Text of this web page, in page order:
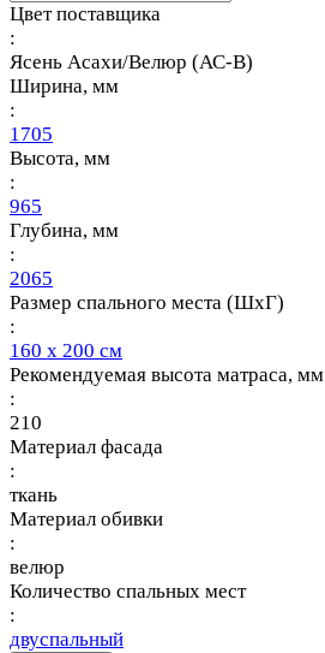
Цвет поставщика
:
Ясень Асахи/Велюр (АС-В)
Ширина, мм
:
1705
Высота, мм
:
965
Глубина, мм
:
2065
Размер спального места (ШхГ)
:
160 х 200 см
Рекомендуемая высота матраса, мм
:
210
Материал фасада
:
ткань
Материал обивки
:
велюр
Количество спальных мест
:
двуспальный